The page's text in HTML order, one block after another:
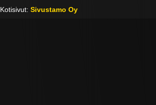
Kotisivut: Sivustamo Oy